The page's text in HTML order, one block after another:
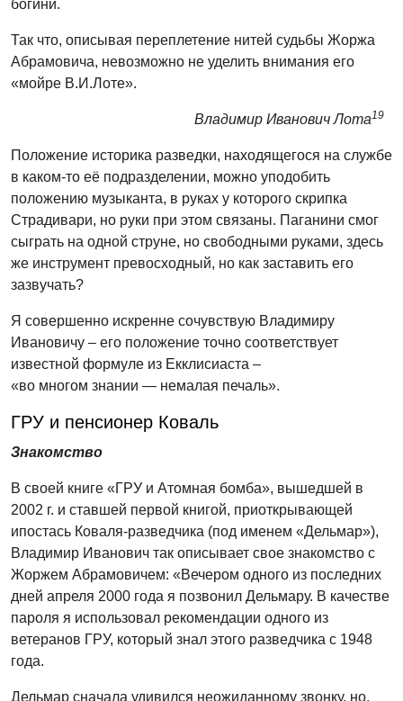
богини.
Так что, описывая переплетение нитей судьбы Жоржа
Абрамовича, невозможно не уделить внимания его
«мойре В.И.Лоте».
Владимир Иванович Лота19
Положение историка разведки, находящегося на службе
в каком-то её подразделении, можно уподобить
положению музыканта, в руках у которого скрипка
Страдивари, но руки при этом связаны. Паганини смог
сыграть на одной струне, но свободными руками, здесь
же инструмент превосходный, но как заставить его
зазвучать?
Я совершенно искренне сочувствую Владимиру
Ивановичу – его положение точно соответствует
известной формуле из Екклисиаста –
«во многом знании — немалая печаль».
ГРУ и пенсионер Коваль
Знакомство
В своей книге «ГРУ и Атомная бомба», вышедшей в
2002 г. и ставшей первой книгой, приоткрывающей
ипостась Коваля-разведчика (под именем «Дельмар»),
Владимир Иванович так описывает свое знакомство с
Жоржем Абрамовичем: «Вечером одного из последних
дней апреля 2000 года я позвонил Дельмару. В качестве
пароля я использовал рекомендации одного из
ветеранов ГРУ, который знал этого разведчика с 1948
года.
Дельмар сначала удивился неожиданному звонку, но,